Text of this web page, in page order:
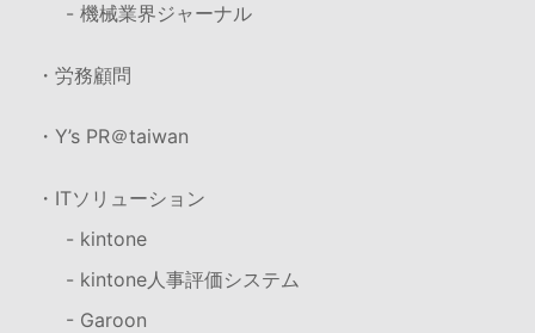
- 機械業界ジャーナル
・労務顧問
・Y’s PR＠taiwan
・ITソリューション
- kintone
- kintone人事評価システム
- Garoon